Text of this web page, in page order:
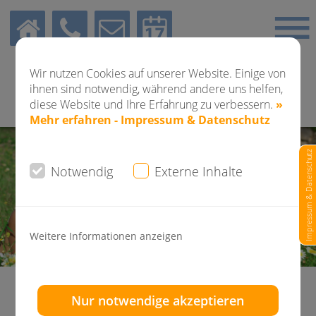
Wir nutzen Cookies auf unserer Website. Einige von
ihnen sind notwendig, während andere uns helfen,
diese Website und Ihre Erfahrung zu verbessern. »
Mehr erfahren - Impressum & Datenschutz
Notwendig Externe Inhalte
Weitere Informationen anzeigen
Nur notwendige akzeptieren
Impressum & Datenschutz
Unser Ganzheitliches